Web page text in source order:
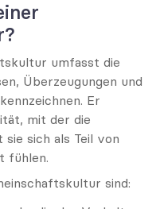
umfasst die
Überzeugungen und
Er
mit der die
sich als Teil von
fühlen.
sind: